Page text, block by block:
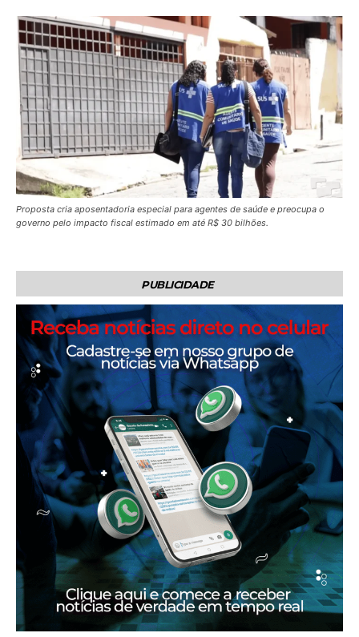
Proposta cria aposentadoria especial para agentes de saúde e preocupa o
governo pelo impacto fiscal estimado em até R$ 30 bilhões.
PUBLICIDADE